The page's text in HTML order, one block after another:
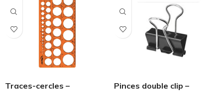
Traces-cercles –
Pinces double clip –